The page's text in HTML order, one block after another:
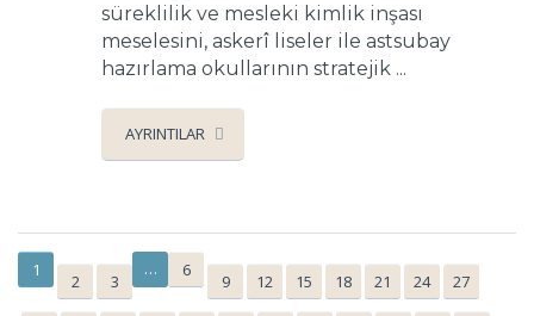
süreklilik ve mesleki kimlik inşası
meselesini, askerî liseler ile astsubay
hazırlama okullarının stratejik ...
AYRINTILAR
1
2 3
… 6
9 12 15 18 21 24 27